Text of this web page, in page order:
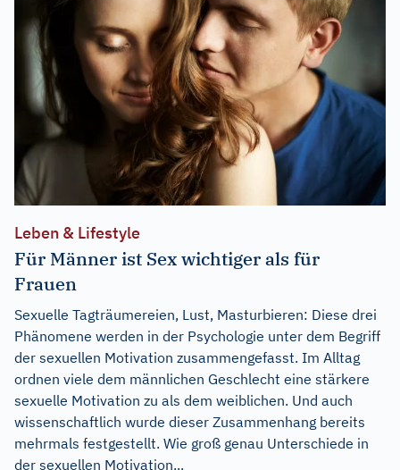
Leben & Lifestyle
Für Männer ist Sex wichtiger als für
Frauen
Sexuelle Tagträumereien, Lust, Masturbieren: Diese drei
Phänomene werden in der Psychologie unter dem Begriff
der sexuellen Motivation zusammengefasst. Im Alltag
ordnen viele dem männlichen Geschlecht eine stärkere
sexuelle Motivation zu als dem weiblichen. Und auch
wissenschaftlich wurde dieser Zusammenhang bereits
mehrmals festgestellt. Wie groß genau Unterschiede in
der sexuellen Motivation...